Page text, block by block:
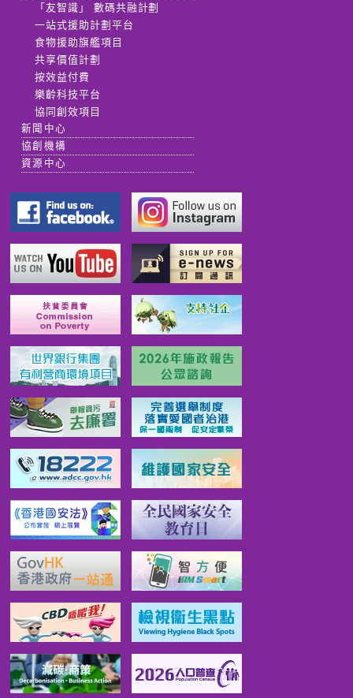
「友智識」 數碼共融計劃
一站式援助計劃平台
食物援助旗艦項目
共享價值計劃
按效益付費
樂齡科技平台
協同創效項目
新聞中心
協創機構
資源中心